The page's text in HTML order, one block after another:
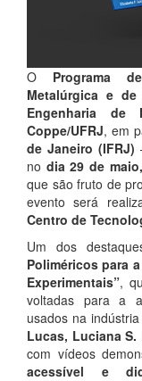
O Programa
Metalúrgica e de
Engenharia de
Coppe/UFRJ, em
de Janeiro (IFRJ)
no dia 29 de
que são fruto de
evento será
Centro de
Um dos
Poliméricos para
Experimentais”,
voltadas para a
usados na
Lucas, Luciana S.
com vídeos
acessível e